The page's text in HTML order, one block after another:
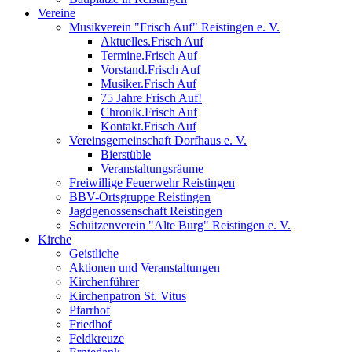
Vereine
Musikverein "Frisch Auf" Reistingen e. V.
Aktuelles.Frisch Auf
Termine.Frisch Auf
Vorstand.Frisch Auf
Musiker.Frisch Auf
75 Jahre Frisch Auf!
Chronik.Frisch Auf
Kontakt.Frisch Auf
Vereinsgemeinschaft Dorfhaus e. V.
Bierstüble
Veranstaltungsräume
Freiwillige Feuerwehr Reistingen
BBV-Ortsgruppe Reistingen
Jagdgenossenschaft Reistingen
Schützenverein "Alte Burg" Reistingen e. V.
Kirche
Geistliche
Aktionen und Veranstaltungen
Kirchenführer
Kirchenpatron St. Vitus
Pfarrhof
Friedhof
Feldkreuze